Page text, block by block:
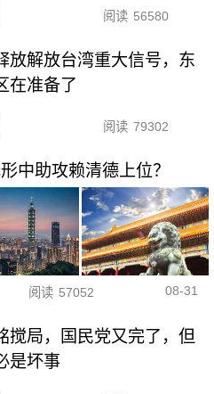
阅读 56580
放解放台湾重大信号，东
在准备了
阅读 79302
中助攻赖清德上位？
阅读 57052 08-31
搅局，国民党又完了，但
是坏事